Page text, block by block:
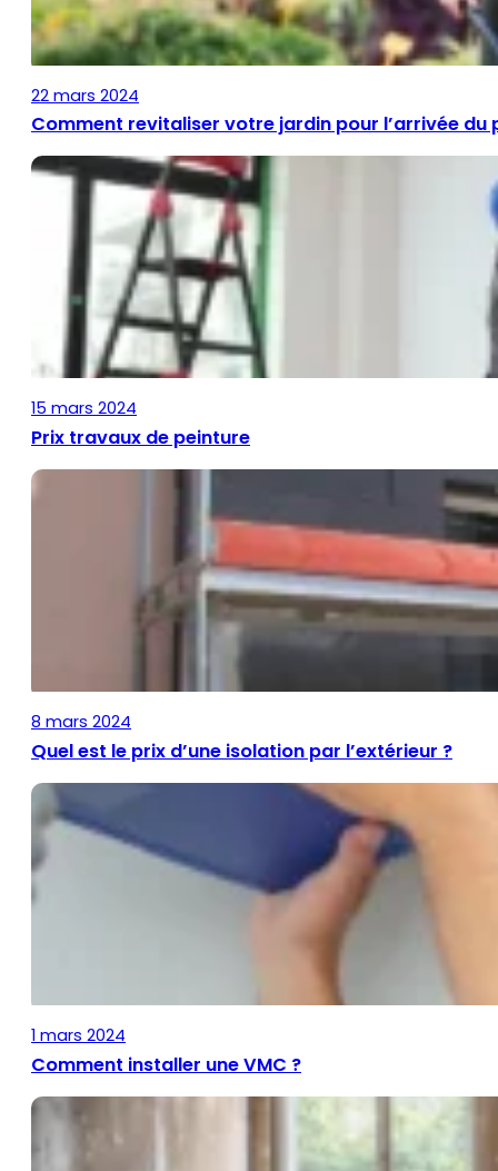
22 mars 2024
Comment revitaliser votre jardin pour l’arrivée du
15 mars 2024
Prix travaux de peinture
8 mars 2024
Quel est le prix d’une isolation par l’extérieur ?
1 mars 2024
Comment installer une VMC ?